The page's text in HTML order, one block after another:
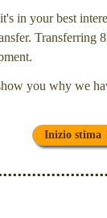
in your best
you why we
Inizio stima